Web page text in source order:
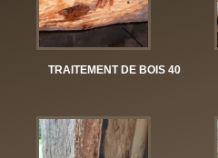
TRAITEMENT DE BOIS 40